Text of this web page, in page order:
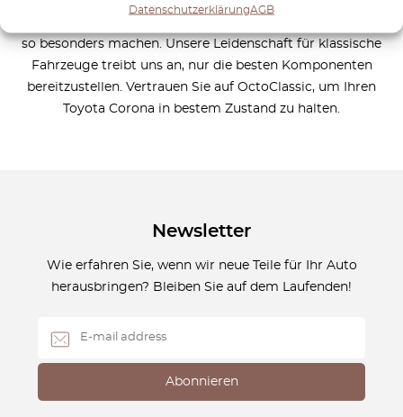
DatenschutzerklärungAGB
so besonders machen. Unsere Leidenschaft für klassische
Fahrzeuge treibt uns an, nur die besten Komponenten
bereitzustellen. Vertrauen Sie auf OctoClassic, um Ihren
Toyota Corona in bestem Zustand zu halten.
Newsletter
Wie erfahren Sie, wenn wir neue Teile für Ihr Auto
herausbringen? Bleiben Sie auf dem Laufenden!